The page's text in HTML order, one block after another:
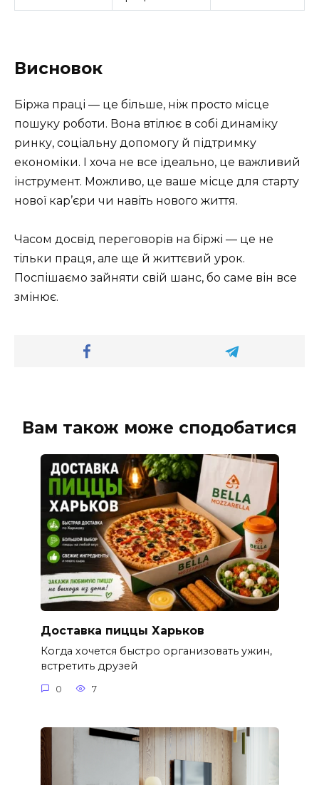
Висновок
Біржа праці — це більше, ніж просто місце
пошуку роботи. Вона втілює в собі динаміку
ринку, соціальну допомогу й підтримку
економіки. І хоча не все ідеально, це важливий
інструмент. Можливо, це ваше місце для старту
нової кар’єри чи навіть нового життя.
Часом досвід переговорів на біржі — це не
тільки праця, але ще й життєвий урок.
Поспішаємо зайняти свій шанс, бо саме він все
змінює.
Вам також може сподобатися
Доставка пиццы Харьков
Когда хочется быстро организовать ужин,
встретить друзей
0 7